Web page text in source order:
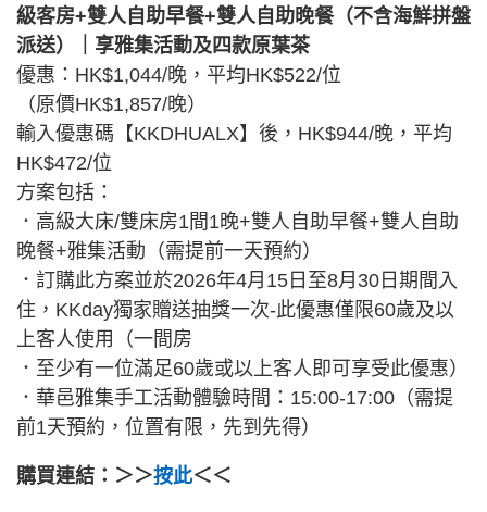
級客房+雙人自助早餐+雙人自助晚餐（不含海鮮拼盤
派送）｜享雅集活動及四款原葉茶
優惠：HK$1,044/晚，平均HK$522/位
（原價HK$1,857/晚）
輸入優惠碼【KKDHUALX】後，HK$944/晚，平均
HK$472/位
方案包括：
．高級大床/雙床房1間1晚+雙人自助早餐+雙人自助
晚餐+雅集活動（需提前一天預約）
．訂購此方案並於2026年4月15日至8月30日期間入
住，KKday獨家贈送抽獎一次-此優惠僅限60歲及以
上客人使用（一間房
．至少有一位滿足60歲或以上客人即可享受此優惠）
．華邑雅集手工活動體驗時間：15:00-17:00（需提
前1天預約，位置有限，先到先得）
購買連結：＞＞按此＜＜